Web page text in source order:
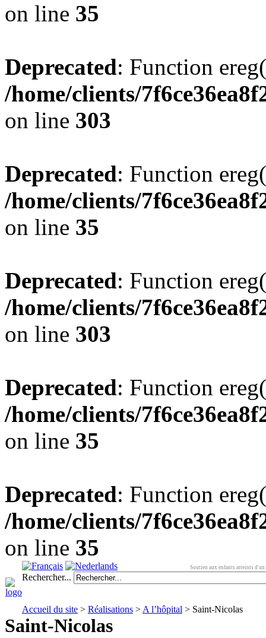
on line 35
Deprecated: Function
/home/clients/
on line 303
Deprecated: Function
/home/clients/
on line 35
Deprecated: Function
/home/clients/
on line 303
Deprecated: Function
/home/clients/
on line 35
Deprecated: Function
/home/clients/
on line 35
Soutien aux enfants atteints d'un
Rechercher...
Accueil du site > Réalisations > A l’hôpital > Saint-Nicolas
Saint-Nicolas